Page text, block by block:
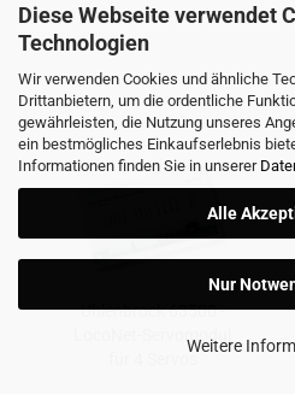
Diese Webseite verwendet
Technologien
Wir verwenden Cookies und ähnliche
Drittanbietern, um die ordentliche
gewährleisten, die Nutzung unseres
ein bestmögliches Einkaufserlebnis
Informationen finden Sie in unserer
Alle
Nur
Weitere
Uhlenbrock 63500 -
LocoNet-Servomodul